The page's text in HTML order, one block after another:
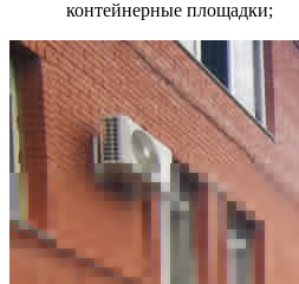
контейнерные площадки;